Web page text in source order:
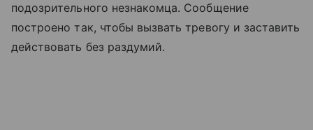
подозрительного незнакомца. Сообщение
построено так, чтобы вызвать тревогу и заставить
действовать без раздумий.